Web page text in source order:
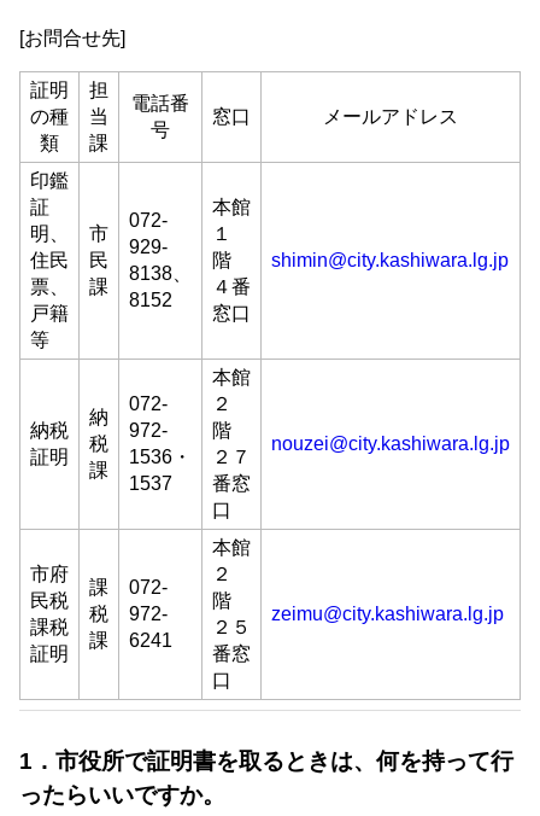
[お問合せ先]
証明
の種
類
担
当
課
電話番
号
窓口 メールアドレス
印鑑
証
明、
住民
票、
戸籍
等
市
民
課
072-
929-
8138、
8152
本館
１
階
４番
窓口
shimin@city.kashiwara.lg.jp
納税
証明
納
税
課
072-
972-
1536・
1537
本館
２
階
２７
番窓
口
nouzei@city.kashiwara.lg.jp
市府
民税
課税
証明
課
税
課
072-
972-
6241
本館
２
階
２５
番窓
口
zeimu@city.kashiwara.lg.jp
1．市役所で証明書を取るときは、何を持って行
ったらいいですか。